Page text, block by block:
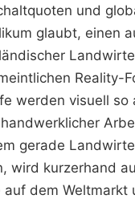
und
glaubt, einen
Reality-
werden visuell
gerade
wird kurzerhand
dem